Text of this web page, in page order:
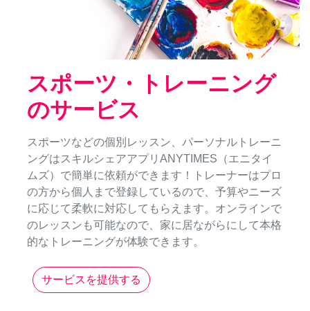
スポーツ・トレーニング
のサービス
スポーツなどの個別レッスン、パーソナルトレーニ
ングはスキルシェアアプリANYTIMES（エニタイ
ムズ）で簡単に依頼ができます！トレーナーはプロ
の方から個人まで登録しているので、予算やニーズ
に応じて柔軟に対応してもらえます。オンラインで
のレッスンも可能なので、家に居ながらにして本格
的なトレーニングが体験できます。
サービスを提供する